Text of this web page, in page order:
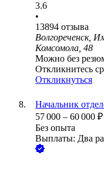
3.6
•
13894 отзыва
Волгореченск,
Комсомола, 48
Можно без
Откликнитесь
Откликнуться
Начальник
57 000 – 60 000 ₽
Без опыта
Выплаты: Два